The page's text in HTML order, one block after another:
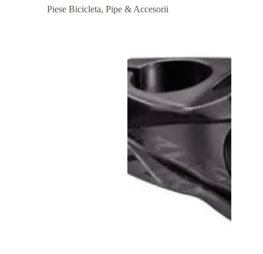
Piese Bicicleta, Pipe & Accesorii